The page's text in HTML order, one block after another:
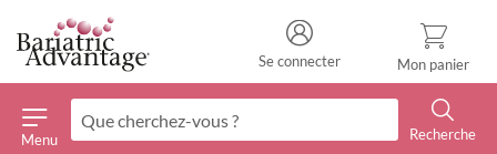
Menu
Recherche
Mon panier
Se connecter